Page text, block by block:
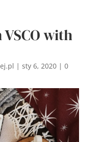
with
| sty 6, 2020| 0